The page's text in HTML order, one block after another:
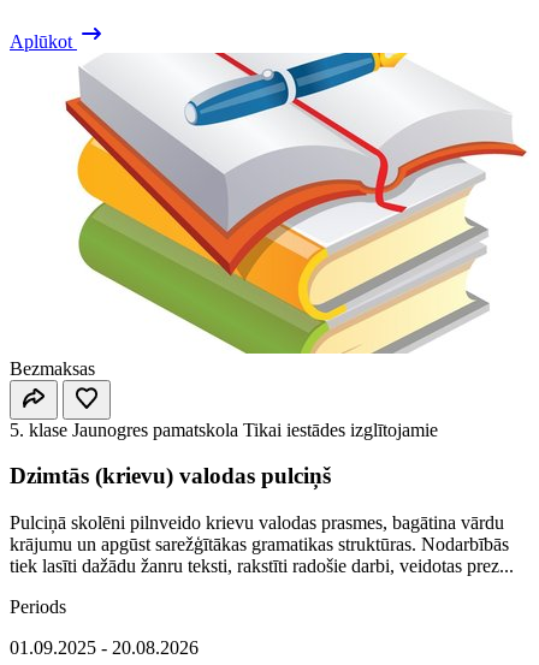
Aplūkot
Bezmaksas
5. klase Jaunogres pamatskola Tikai iestādes izglītojamie
Dzimtās (krievu) valodas pulciņš
Pulciņā skolēni pilnveido krievu valodas prasmes, bagātina vārdu
krājumu un apgūst sarežģītākas gramatikas struktūras. Nodarbībās
tiek lasīti dažādu žanru teksti, rakstīti radošie darbi, veidotas prez...
Periods
01.09.2025 - 20.08.2026